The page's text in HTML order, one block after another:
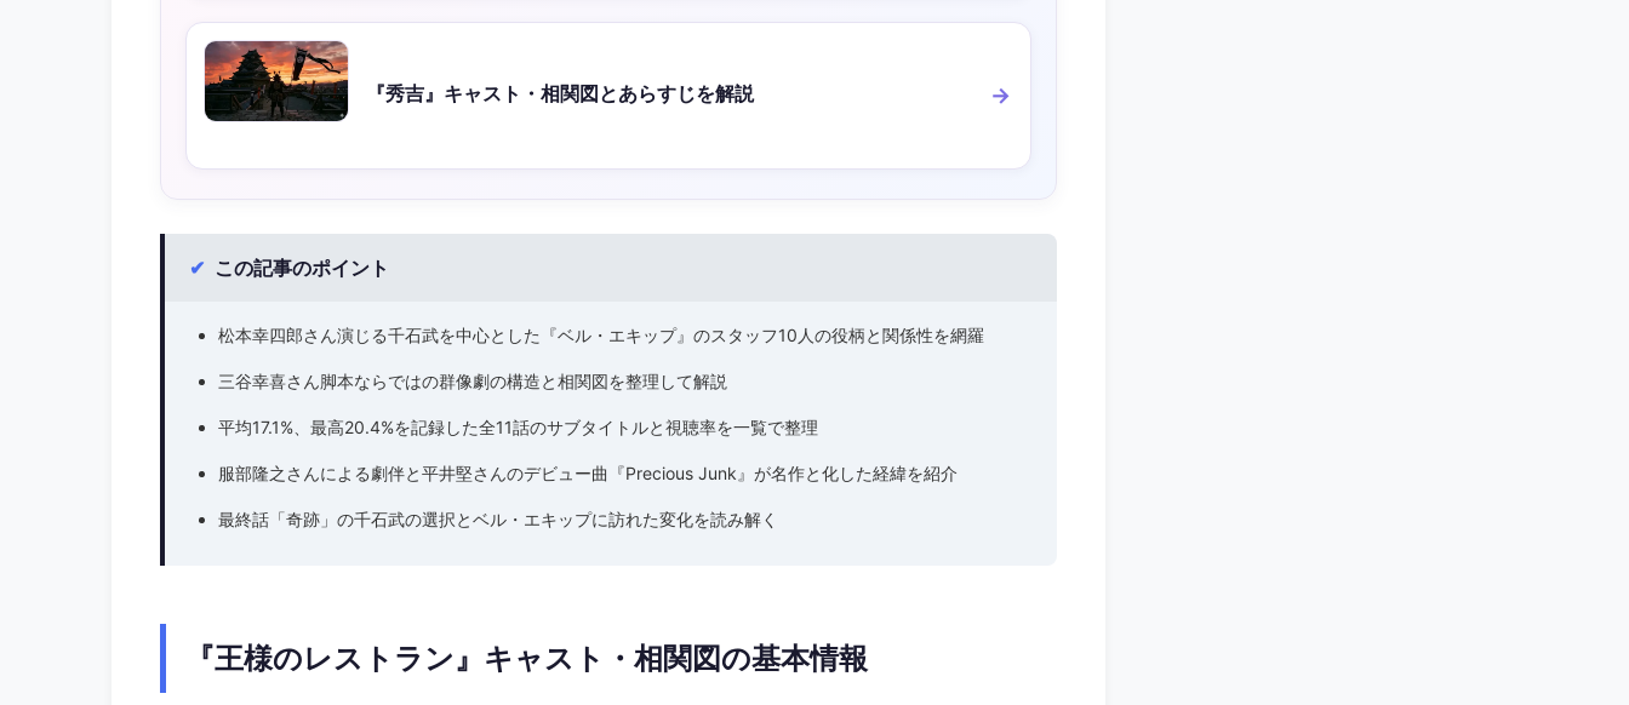
『秀吉』キャスト・相関図とあらすじを解説
✔ この記事のポイント
松本幸四郎さん演じる千石武を中心とした『ベル・エキップ』のスタッフ10人の役柄と関係性を網羅
三谷幸喜さん脚本ならではの群像劇の構造と相関図を整理して解説
平均17.1%、最高20.4%を記録した全11話のサブタイトルと視聴率を一覧で整理
服部隆之さんによる劇伴と平井堅さんのデビュー曲『Precious Junk』が名作と化した経緯を紹介
最終話「奇跡」の千石武の選択とベル・エキップに訪れた変化を読み解く
『王様のレストラン』キャスト・相関図の基本情報